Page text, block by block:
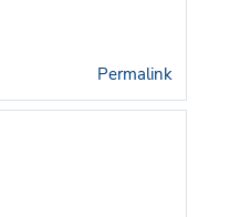
Permalink